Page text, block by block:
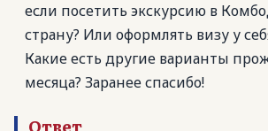
если посетить экскурсию в
страну? Или оформлять визу у
Какие есть другие варианты
месяца? Заранее спасибо!
Ответ